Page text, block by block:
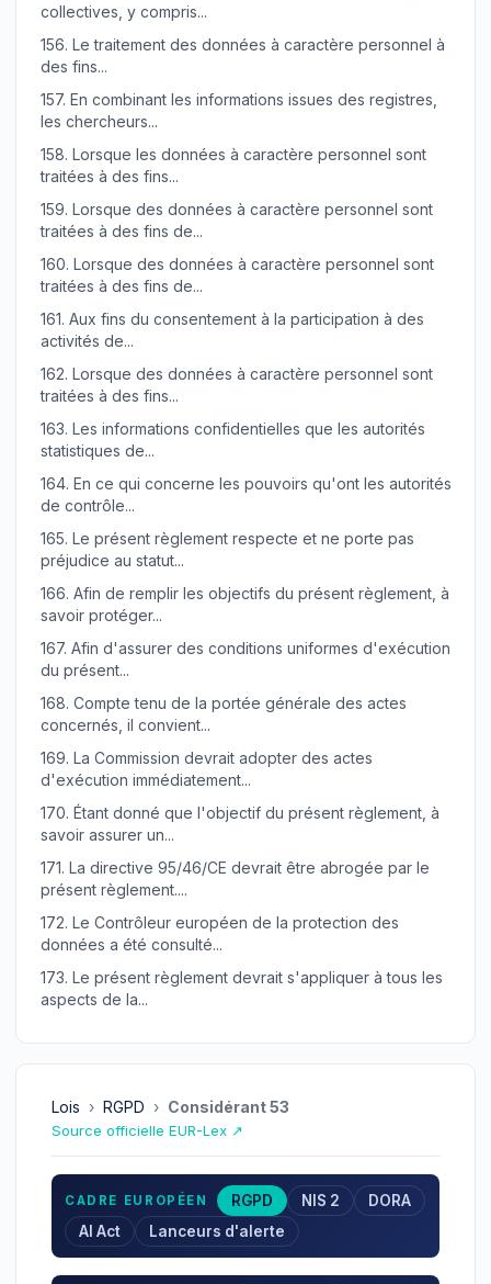
collectives, y compris...
156. Le traitement des données à caractère personnel à
des fins...
157. En combinant les informations issues des registres,
les chercheurs...
158. Lorsque les données à caractère personnel sont
traitées à des fins...
159. Lorsque des données à caractère personnel sont
traitées à des fins de...
160. Lorsque des données à caractère personnel sont
traitées à des fins de...
161. Aux fins du consentement à la participation à des
activités de...
162. Lorsque des données à caractère personnel sont
traitées à des fins...
163. Les informations confidentielles que les autorités
statistiques de...
164. En ce qui concerne les pouvoirs qu'ont les autorités
de contrôle...
165. Le présent règlement respecte et ne porte pas
préjudice au statut...
166. Afin de remplir les objectifs du présent règlement, à
savoir protéger...
167. Afin d'assurer des conditions uniformes d'exécution
du présent...
168. Compte tenu de la portée générale des actes
concernés, il convient...
169. La Commission devrait adopter des actes
d'exécution immédiatement...
170. Étant donné que l'objectif du présent règlement, à
savoir assurer un...
171. La directive 95/46/CE devrait être abrogée par le
présent règlement....
172. Le Contrôleur européen de la protection des
données a été consulté...
173. Le présent règlement devrait s'appliquer à tous les
aspects de la...
Lois › RGPD › Considérant 53
Source officielle EUR-Lex ↗
CADRE EUROPÉEN RGPD NIS 2
DORA
AI Act
Lanceurs d'alerte